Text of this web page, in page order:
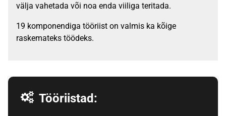
välja vahetada või noa enda viiliga teritada.
19 komponendiga tööriist on valmis ka kõige
raskemateks töödeks.
Tööriistad: